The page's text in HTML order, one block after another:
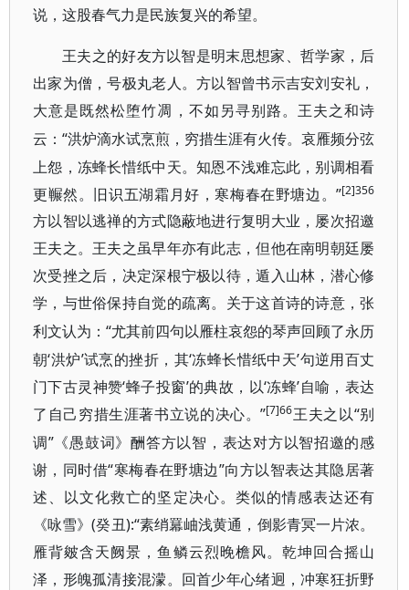
说，这股春气力是民族复兴的希望。
王夫之的好友方以智是明末思想家、哲学家，后
出家为僧，号极丸老人。方以智曾书示吉安刘安礼，
大意是既然松堕竹凋，不如另寻别路。王夫之和诗
云：“洪炉滴水试烹煎，穷措生涯有火传。哀雁频分弦
上怨，冻蜂长惜纸中天。知恩不浅难忘此，别调相看
更冁然。旧识五湖霜月好，寒梅春在野塘边。”[2]356
方以智以逃禅的方式隐蔽地进行复明大业，屡次招邀
王夫之。王夫之虽早年亦有此志，但他在南明朝廷屡
次受挫之后，决定深根宁极以待，遁入山林，潜心修
学，与世俗保持自觉的疏离。关于这首诗的诗意，张
利文认为：“尤其前四句以雁柱哀怨的琴声回顾了永历
朝‘洪炉’试烹的挫折，其‘冻蜂长惜纸中天’句逆用百丈
门下古灵神赞‘蜂子投窗’的典故，以‘冻蜂’自喻，表达
了自己穷措生涯著书立说的决心。”[7]66王夫之以“别
调”《愚鼓词》酬答方以智，表达对方以智招邀的感
谢，同时借“寒梅春在野塘边”向方以智表达其隐居著
述、以文化救亡的坚定决心。类似的情感表达还有
《咏雪》(癸丑):“素绡羃岫浅黄通，倒影青冥一片浓。
雁背皴含天阙景，鱼鳞云烈晚檐风。乾坤回合摇山
泽，形魄孤清接混濛。回首少年心绪迥，冲寒狂折野